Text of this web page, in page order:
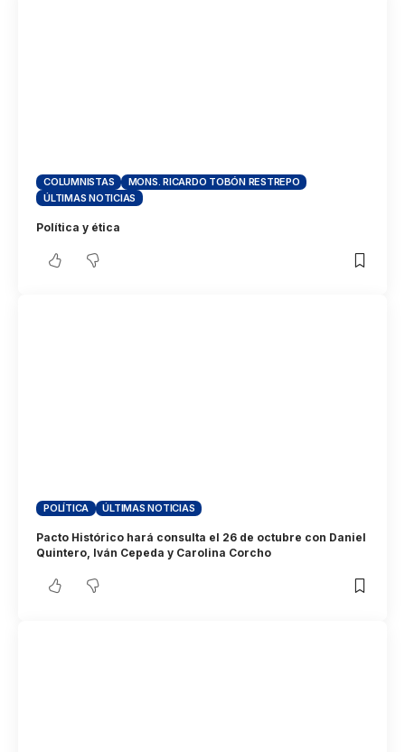
COLUMNISTAS
MONS. RICARDO TOBÓN RESTREPO
ÚLTIMAS NOTICIAS
Política y ética
POLÍTICA ÚLTIMAS NOTICIAS
Pacto Histórico hará consulta el 26 de octubre con Daniel
Quintero, Iván Cepeda y Carolina Corcho